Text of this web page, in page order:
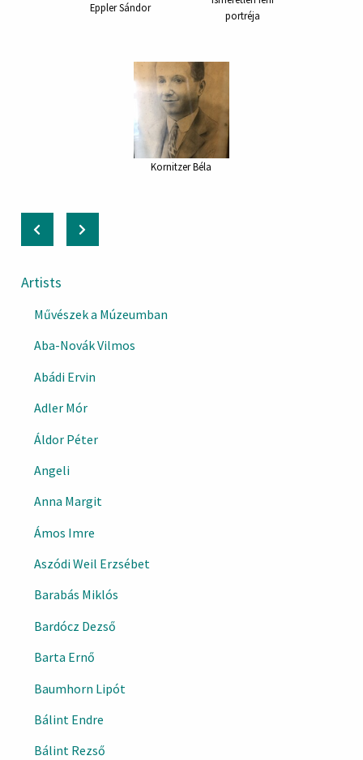
Artists
Művészek a Múzeumban
Aba-Novák Vilmos
Abádi Ervin
Adler Mór
Áldor Péter
Angeli
Anna Margit
Ámos Imre
Aszódi Weil Erzsébet
Barabás Miklós
Bardócz Dezső
Barta Ernő
Baumhorn Lipót
Bálint Endre
Bálint Rezső
Eppler Sándor
portréja
Kornitzer Béla